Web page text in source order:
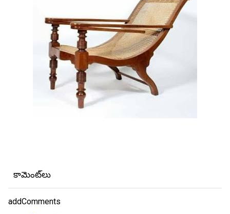
కామెంట్‌లు
addComments